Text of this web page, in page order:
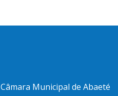
Câmara Municipal de Abaeté